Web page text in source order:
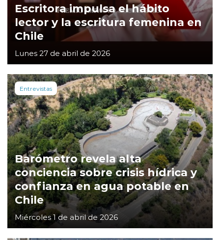
Escritora impulsa el hábito
lector y la escritura femenina en
Chile
Lunes 27 de abril de 2026
Entrevistas
Barómetro revela alta
conciencia sobre crisis hídrica y
confianza en agua potable en
Chile
Miércoles 1 de abril de 2026